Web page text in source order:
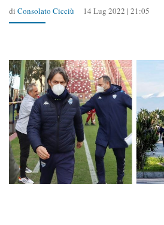
di Consolato Cicciù 14 Lug 2022 | 21:05